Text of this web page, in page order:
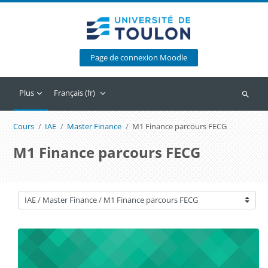
Page de connexion Moodle
Plus Français ‎(fr)‎
Cours IAE Master Finance M1 Finance parcours FECG
M1 Finance parcours FECG
Catégories de cours